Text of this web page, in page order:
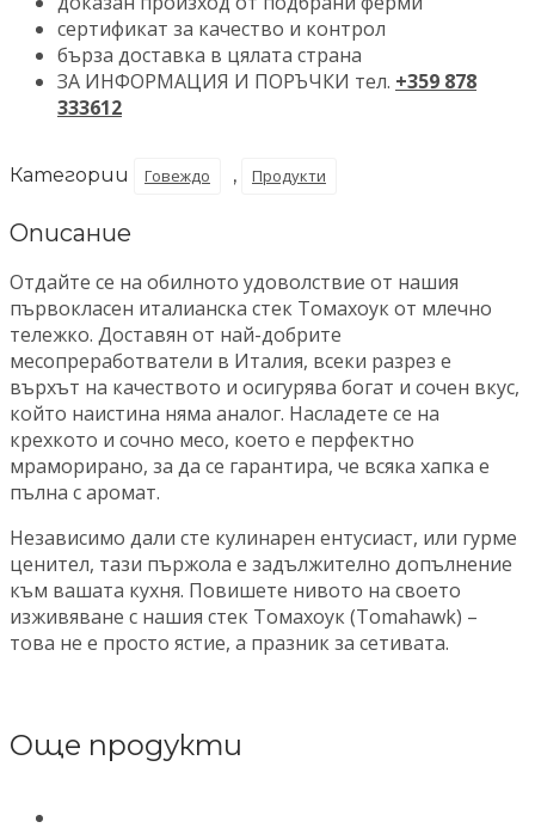
сертификат за качество и контрол
бърза доставка в цялата страна
ЗА ИНФОРМАЦИЯ И ПОРЪЧКИ тел. +359 878
333612
Категории Говеждо , Продукти
Описание
Отдайте се на обилното удоволствие от нашия
първокласен италианска стек Томахоук от млечно
тележко. Доставян от най-добрите
месопреработватели в Италия, всеки разрез е
върхът на качеството и осигурява богат и сочен вкус,
който наистина няма аналог. Насладете се на
крехкото и сочно месо, което е перфектно
мраморирано, за да се гарантира, че всяка хапка е
пълна с аромат.
Независимо дали сте кулинарен ентусиаст, или гурме
ценител, тази пържола е задължително допълнение
към вашата кухня. Повишете нивото на своето
изживяване с нашия стек Томахоук (Tomahawk) –
това не е просто ястие, а празник за сетивата.
Още продукти